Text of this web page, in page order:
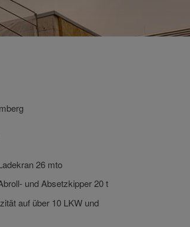
26 mto
und Absetzkipper 20 t
auf über 10 LKW und